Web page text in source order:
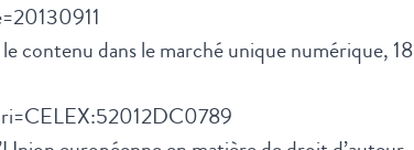
contenu dans le marché unique numérique, 18